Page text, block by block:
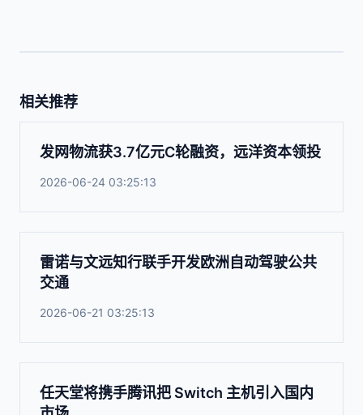
相关推荐
发网物流获3.7亿元C轮融资，远洋资本领投
2026-06-24 03:25:13
雷诺与文远知行联手开发欧洲自动驾驶公共
交通
2026-06-21 03:25:13
任天堂将携手腾讯把 Switch 主机引入国内